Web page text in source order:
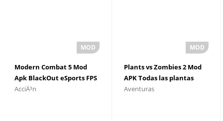
Modern Combat 5 Mod
Apk BlackOut eSports FPS
v5.8.6b Dinero ilimitado
AcciÃ³n
Plants vs Zombies 2 Mod
APK Todas las plantas
desbloqueadas Nivel
Aventuras